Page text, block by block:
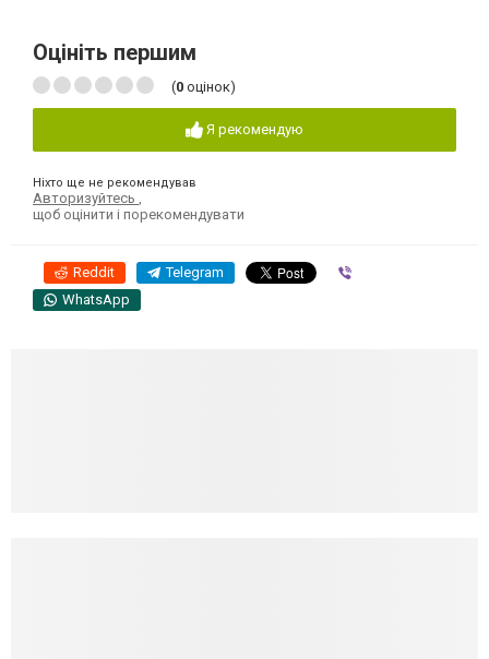
Оцініть першим
(0 оцінок)
Я рекомендую
Ніхто ще не рекомендував
Авторизуйтесь ,
щоб оцінити і порекомендувати
Reddit Telegram
WhatsApp